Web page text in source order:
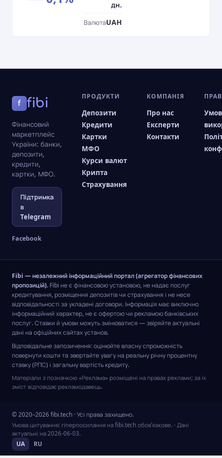
дн.
ВалютаUAH
f fibi
Фінансовий
маркетплейс
України: банки,
депозити,
кредити,
картки, МФО.
Підтримка
в
Telegram
Facebook
ПРОДУКТИ
Депозити
Кредити
Картки
МФО
Курси валют
Крипта
Страхування
КОМПАНІЯ
Про нас
Експерти
Контакти
Fibi — незалежний інформаційний портал (агрегатор фінансових
пропозицій). Fibi не є фінансовою установою, не надає послуг
кредитування, розміщення депозитів чи страхування і не несе
відповідальності за укладені договори. Інформація має виключно
інформаційний характер, не є офертою чи рекламою банківських
послуг. Ставки й умови можуть змінюватися — звіряйте актуальні
дані на офіційних сайтах установ.
Відповідальне запозичення: оцінюйте власну спроможність
повернути кошти та звертайте увагу на реальну річну процентну
ставку (РПС) і загальну вартість кредиту.
Матеріали з позначкою «Реклама» розміщені на правах реклами; за їх
зміст відповідає рекламодавець.
© 2020–2026 fibi.tech · Усі права захищено.
Умова цитування: гіперпосилання на fibi.tech обов’язкове. · Дані
актуальні на 2026-06-03.
UA RU